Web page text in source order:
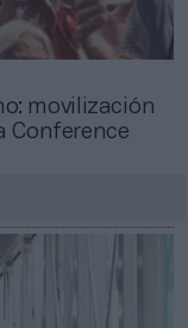
movilización
Conference